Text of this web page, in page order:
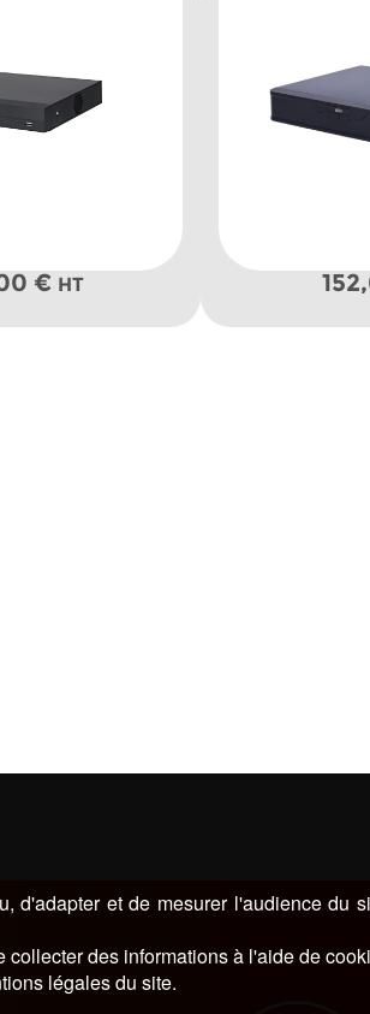
€ HT
d'adapter et de mesurer l'audience du
des informations à l'aide de
légales du site.